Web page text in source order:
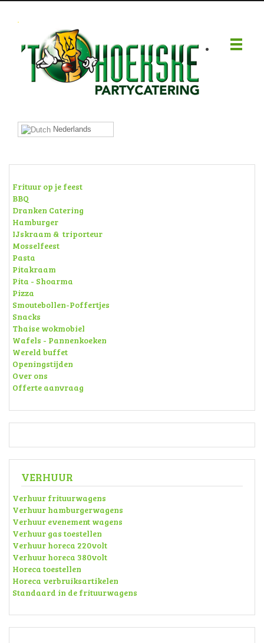
.
Nederlands
Frituur op je feest
BBQ
Dranken Catering
Hamburger
IJskraam & triporteur
Mosselfeest
Pasta
Pitakraam
Pita - Shoarma
Pizza
Smoutebollen-Poffertjes
Snacks
Thaise wokmobiel
Wafels - Pannenkoeken
Wereld buffet
Openingstijden
Over ons
Offerte aanvraag
VERHUUR
Verhuur frituurwagens
Verhuur hamburgerwagens
Verhuur evenement wagens
Verhuur gas toestellen
Verhuur horeca 220volt
Verhuur horeca 380volt
Horeca toestellen
Horeca verbruiksartikelen
Standaard in de frituurwagens